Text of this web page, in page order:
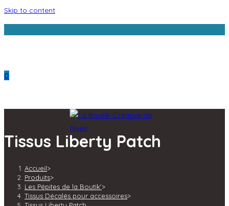
Skip to content
0
Tissus Liberty Patch
Accueil>
Produits>
Les Pépites de la Boutik'>
Tissus Décalés pour accessoires>